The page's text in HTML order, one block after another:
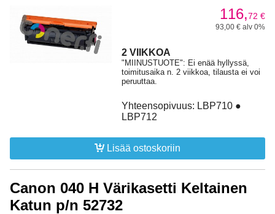
116,72 €
93,00 € alv 0%
2 VIIKKOA
"MIINUSTUOTE": Ei enää hyllyssä,
toimitusaika n. 2 viikkoa, tilausta ei voi
peruuttaa.
Yhteensopivuus: LBP710 ●
LBP712
Lisää ostoskoriin
Canon 040 H Värikasetti Keltainen
Katun p/n 52732